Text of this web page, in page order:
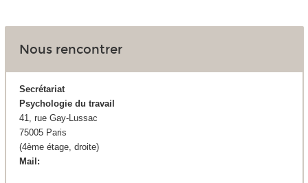
Nous rencontrer
Secrétariat
Psychologie du travail
41, rue Gay-Lussac
75005 Paris
(4ème étage, droite)
Mail: